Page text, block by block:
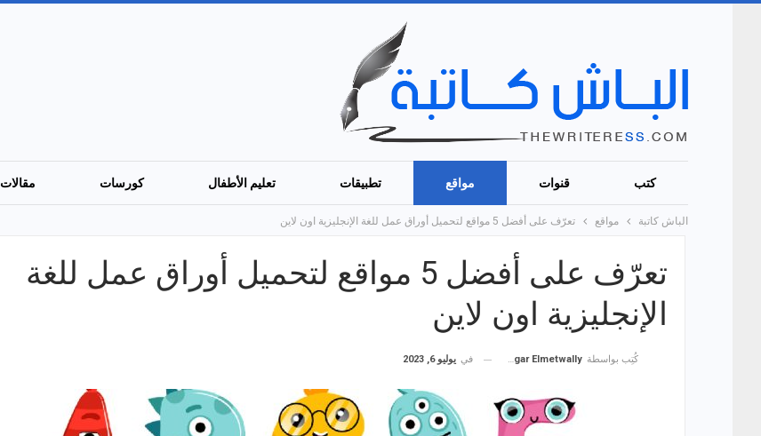
كتب قنوات مواقع تطبيقات تعليم الأطفال كورسات مقالات
الباش كاتبة مواقع تعرّف على أفضل 5 مواقع لتحميل أوراق عمل للغة الإنجليزية اون لاين
تعرّف على أفضل 5 مواقع لتحميل أوراق عمل للغة
الإنجليزية اون لاين
كُتِب بواسطة Hagar Elmetwally في يوليو 6, 2023